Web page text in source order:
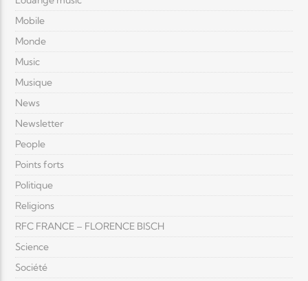
Mobile
Monde
Music
Musique
News
Newsletter
People
Points forts
Politique
Religions
RFC FRANCE – FLORENCE BISCH
Science
Société